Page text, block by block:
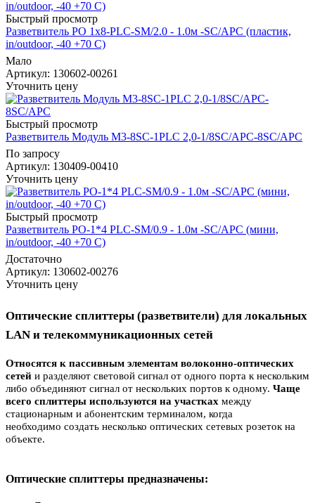
Быстрый просмотр
Разветвитель РО 1х8-PLC-SM/2.0 - 1.0м -SC/APC (пластик,
in/outdoor, -40 +70 С)
Мало
Артикул: 130602-00261
Уточнить цену
Быстрый просмотр
Разветвитель Модуль М3-8SC-1PLC 2,0-1/8SC/APC-8SC/APC
По запросу
Артикул: 130409-00410
Уточнить цену
Быстрый просмотр
Разветвитель РО-1*4 PLC-SM/0.9 - 1.0м -SC/APC (мини,
in/outdoor, -40 +70 С)
Достаточно
Артикул: 130602-00276
Уточнить цену
Оптические сплиттеры (разветвители) для локальных
LAN и телекоммуникационных сетей
Относятся к пассивным элементам волоконно-оптических
сетей и разделяют световой сигнал от одного порта к нескольким
либо объединяют сигнал от нескольких портов к одному. Чаще
всего сплиттеры используются на участках между
стационарным и абонентским терминалом, когда
необходимо создать несколько оптических сетевых розеток на
объекте.
Оптические сплиттеры предназначены: